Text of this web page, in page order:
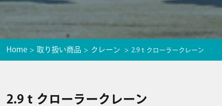
Home 取り扱い商品 クレーン 2.9ｔクローラークレーン
2.9ｔクローラークレーン